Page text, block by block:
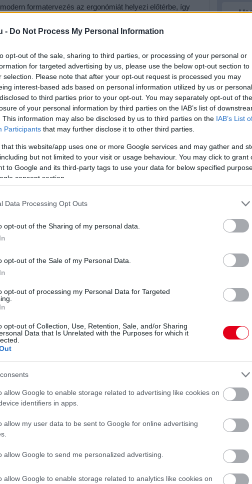
- Do Not Process My Personal Information
opt-out of the sale, sharing to third parties, or processing of your personal or
for targeted advertising by us, please use the below opt-out section to
selection. Please note that after your opt-out request is processed you may
interest-based ads based on personal information utilized by us or personal
to third parties prior to your opt-out. You may separately opt-out of the
of your personal information by third parties on the IAB’s list of
This information may also be disclosed by us to third parties on the IAB’s List
Participants that may further disclose it to other third parties.
that this website/app uses one or more Google services and may gather and
but not limited to your visit or usage behaviour. You may click to grant
to Google and its third-party tags to use your data for below specified
consent section.
Data Processing Opt Outs
opt-out of the Sharing of my personal data.
opt-out of the Sale of my Personal Data.
opt-out of processing my Personal Data for Targeted
opt-out of Collection, Use, Retention, Sale, and/or Sharing
Data that Is Unrelated with the Purposes for which it
allow Google to enable storage related to advertising like cookies on
identifiers in apps.
allow my user data to be sent to Google for online advertising
allow Google to send me personalized advertising.
allow Google to enable storage related to analytics like cookies on
formatervezés az ergonómiát helyezi előtérbe, így
számára is kényelmes fogást biztosít.
révén az eszköz nemcsak könnyű, hanem
a tartósságot növeli, hanem az egész eszközt is
működnek, nemcsak önvédelmi célokra készültek,
piacon található különféle patronok közül válogathatunk,
automatikusan működik, így csak meg kell húzni a
művelet. Hasonlóan egy autóhoz, ahol a rendszeres
tisztítás és kenés fenntartja az eszköz élettartamát és
azt, hogy hosszú időn át biztonságban érezheted
idő előtt tönkremenne.
úgy, hogy közben elegáns is maradsz? Az ilyen
akik a hagyományos önvédelmi eszközök helyett
csupán megjelenésükkel, hanem funkcionalitásukkal is
gázpisztolyokat és azokhoz tartozó patronokat,
a védelem a cél.
a kényelmes használat mellett. Mielőtt döntést hozol,
ilyen eszközök kínálnak, legyen szó biztonságról vagy
az alábbi gombokkal: